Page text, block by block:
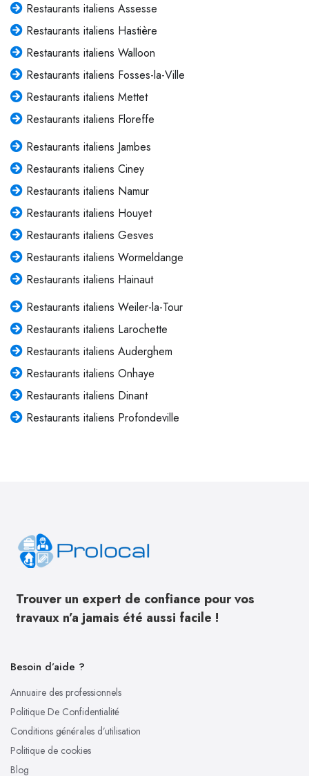
Restaurants italiens Assesse
Restaurants italiens Hastière
Restaurants italiens Walloon
Restaurants italiens Fosses-la-Ville
Restaurants italiens Mettet
Restaurants italiens Floreffe
Restaurants italiens Jambes
Restaurants italiens Ciney
Restaurants italiens Namur
Restaurants italiens Houyet
Restaurants italiens Gesves
Restaurants italiens Wormeldange
Restaurants italiens Hainaut
Restaurants italiens Weiler-la-Tour
Restaurants italiens Larochette
Restaurants italiens Auderghem
Restaurants italiens Onhaye
Restaurants italiens Dinant
Restaurants italiens Profondeville
Trouver un expert de confiance pour vos
travaux n’a jamais été aussi facile !
Besoin d’aide ?
Annuaire des professionnels
Politique De Confidentialité
Conditions générales d’utilisation
Politique de cookies
Blog